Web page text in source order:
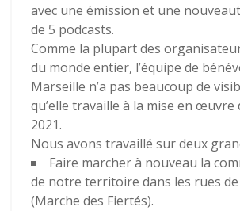
avec une émission et une
de 5 podcasts.
Comme la plupart des
du monde entier, l’équipe de
Marseille n’a pas beaucoup de
qu’elle travaille à la mise en
2021.
Nous avons travaillé sur deux
Faire marcher à nouveau la
de notre territoire dans les rues
(Marche des Fiertés).